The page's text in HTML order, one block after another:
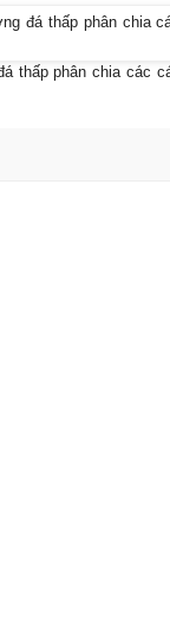
thấp phân chia các